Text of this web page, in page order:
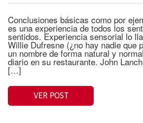
Conclusiones básicas como por
es una experiencia de todos los
sentidos. Experiencia sensorial lo
Willie Dufresne (¿no hay nadie que
un nombre de forma natural y
diario en su restaurante. John
[…]
VER POST